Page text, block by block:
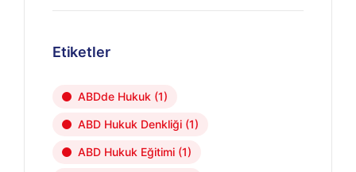
Etiketler
ABDde Hukuk (1)
ABD Hukuk Denkliği (1)
ABD Hukuk Eğitimi (1)